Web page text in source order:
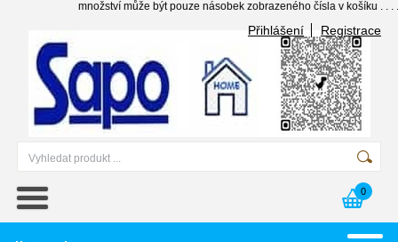
množství může být pouze násobek zobrazeného čísla v košíku . . .
Přihlášení Registrace
0